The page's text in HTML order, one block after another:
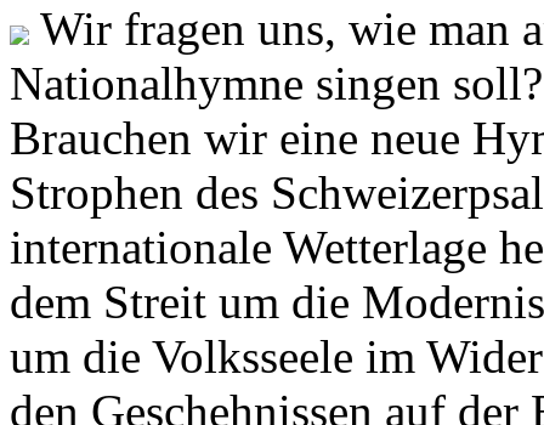
Wir fragen uns, wie man
Nationalhymne singen
Brauchen wir eine neue
Strophen des
internationale Wetterlage
dem Streit um die
um die Volksseele im
den Geschehnissen auf